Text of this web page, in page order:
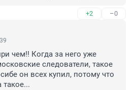
+2 –0
чем!! Когда за него уже
следователи, такое
он всех купил, потому что
такое...